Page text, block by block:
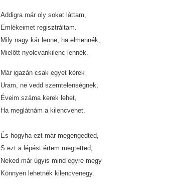
Addigra már oly sokat láttam,
Emlékeimet regisztráltam.
Mily nagy kár lenne, ha elmennék,
Mielőtt nyolcvankilenc lennék.
Már igazán csak egyet kérek
Uram, ne vedd szemtelenségnek,
Éveim száma kerek lehet,
Ha meglátnám a kilencvenet.
És hogyha ezt már megengedted,
S ezt a lépést értem megtetted,
Neked már úgyis mind egyre megy
Könnyen lehetnék kilencvenegy.